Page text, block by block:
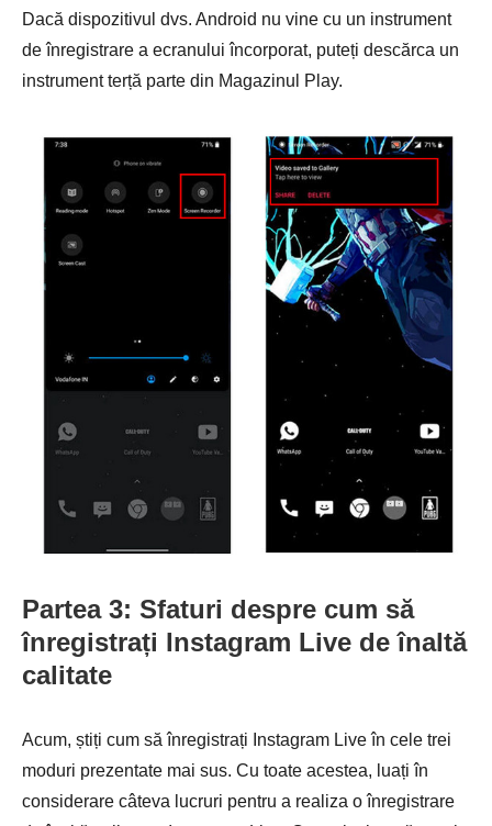
Dacă dispozitivul dvs. Android nu vine cu un instrument
de înregistrare a ecranului încorporat, puteți descărca un
instrument terță parte din Magazinul Play.
Partea 3: Sfaturi despre cum să
înregistrați Instagram Live de înaltă
calitate
Acum, știți cum să înregistrați Instagram Live în cele trei
moduri prezentate mai sus. Cu toate acestea, luați în
considerare câteva lucruri pentru a realiza o înregistrare